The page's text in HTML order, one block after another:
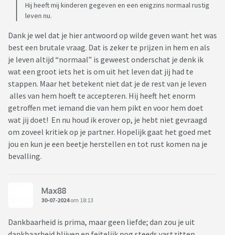
Hij heeft mij kinderen gegeven en een enigzins normaal rustig
leven nu.
Dank je wel dat je hier antwoord op wilde geven want het was
best een brutale vraag. Dat is zeker te prijzen in hem en als
je leven altijd “normaal” is geweest onderschat je denk ik
wat een groot iets het is om uit het leven dat jij had te
stappen. Maar het betekent niet dat je de rest van je leven
alles van hem hoeft te accepteren. Hij heeft het enorm
getroffen met iemand die van hem pikt en voor hem doet
wat jij doet! En nu houd ik erover op, je hebt niet gevraagd
om zoveel kritiek op je partner. Hopelijk gaat het goed met
jou en kun je een beetje herstellen en tot rust komen na je
bevalling.
Max88
30-07-2024om 18:13
Dankbaarheid is prima, maar geen liefde; dan zou je uit